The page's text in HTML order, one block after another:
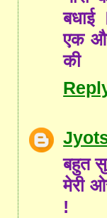
बधाई
एक
की
बहुत
मेरी
!